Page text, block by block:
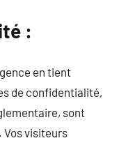
:
en tient
de confidentialité,
sont
visiteurs